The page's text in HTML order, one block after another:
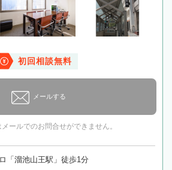
初回相談無料
メールする
ールでのお問合せができません。
「溜池山王駅」徒歩1分